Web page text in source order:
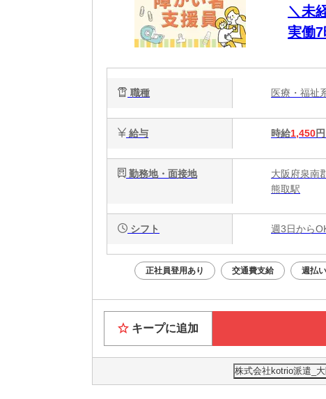
＼未
実働
職種 医療・福祉
給与 時給1,450
勤務地・面接地
大阪府泉南
熊取駅
シフト 週3日から
正社員登用あり 交通費支給 週払
キープに追加
株式会社kotrio派遣_